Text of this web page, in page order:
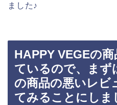
ました♪
HAPPY VEGEの
ているので、まず
の商品の悪いレビ
てみることにしま